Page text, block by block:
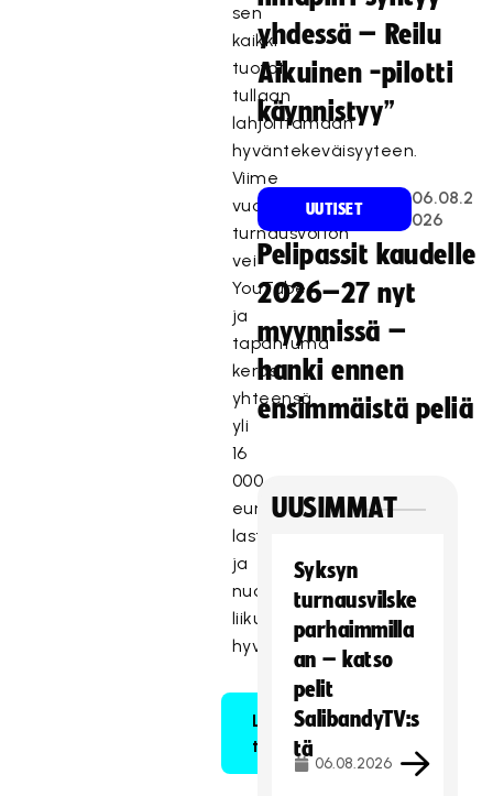
sen
kaikki
tuotot
tullaan
lahjoittamaan
hyväntekeväisyyteen.
Viime
vuonna
turnausvoiton
vei
YouTube
ja
tapahtuma
keräsi
yhteensä
yli
16
000
euroa
lasten
ja
nuorten
liikunnan
hyväksi.
Liput
täältä!
yhdessä – Reilu
Aikuinen -pilotti
käynnistyy”
UUTISET
06.08.2
026
Pelipassit kaudelle
2026–27 nyt
myynnissä –
hanki ennen
ensimmäistä peliä
UUSIMMAT
Syksyn
turnausvilske
parhaimmilla
an – katso
pelit
SalibandyTV:s
tä
06.08.2026